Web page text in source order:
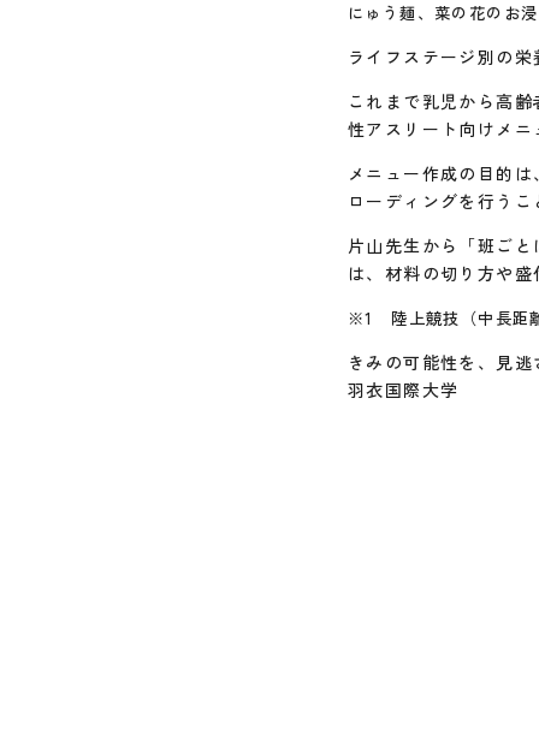
にゅう麺、菜の花のお
ライフステージ別の
これまで乳児から高
性アスリート向けメニ
メニュー作成の目的
ローディングを行うこ
片山先生から「班ご
は、材料の切り方や盛
※1 陸上競技（中長距
きみの可能性を、見逃
羽衣国際大学